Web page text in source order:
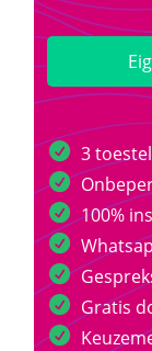
3
100%
Gratis